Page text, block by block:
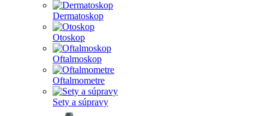
Dermatoskop
Otoskop
Oftalmoskop
Oftalmometre
Sety a súpravy